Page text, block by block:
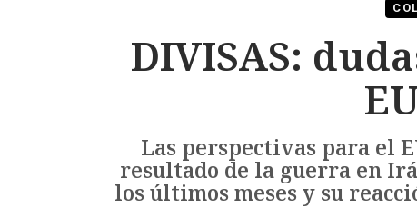
DIVISAS:
Las perspectivas para el
resultado de la guerra en
los últimos meses y su